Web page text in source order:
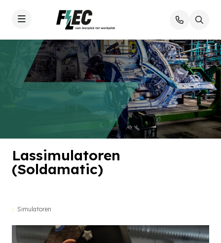
Lassimulatoren
(Soldamatic)
Simulatoren